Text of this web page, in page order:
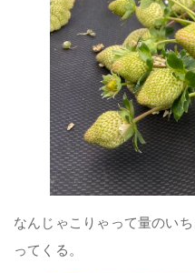
なんじゃこりゃって量のい
ってくる。